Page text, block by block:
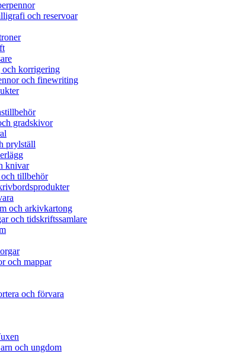
och reservoar
och korrigering
och finewriting
gradskivor
prylställ
knivar
och tillbehör
och arkivkartong
och tidskriftssamlare
och mappar
och förvara
och ungdom